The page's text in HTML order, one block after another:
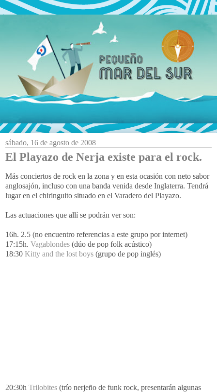
sábado, 16 de agosto de 2008
El Playazo de Nerja existe para el rock.
Más conciertos de rock en la zona y en esta ocasión con neto sabor
anglosajón, incluso con una banda venida desde Inglaterra. Tendrá
lugar en el chiringuito situado en el Varadero del Playazo.
Las actuaciones que allí se podrán ver son:
16h. 2.5 (no encuentro referencias a este grupo porinternet)
17:15h. Vagablondes (dúo de pop folk acústico)
18:30 Kitty and the lost boys (grupo de pop inglés)
20:30h Trilobites (trío nerjeño de funk rock, presentarán algunas